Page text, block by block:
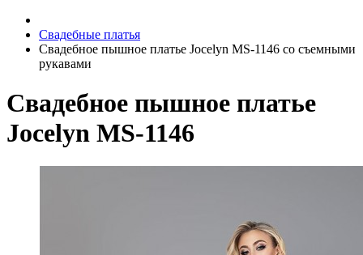
Свадебные платья
Свадебное пышное платье Jocelyn MS-1146 со съемными
рукавами
Свадебное пышное платье
Jocelyn MS-1146